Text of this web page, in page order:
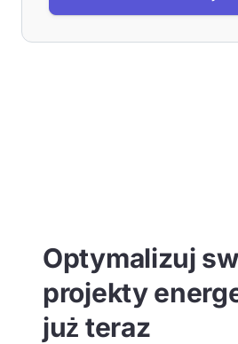
Optymalizuj
projekty
już teraz